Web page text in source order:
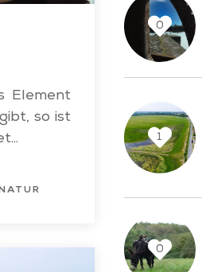
Element
so ist
0
1
0